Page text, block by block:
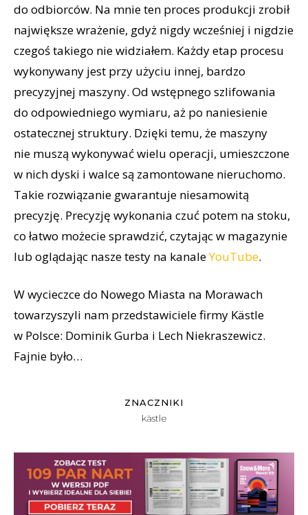
do odbiorców. Na mnie ten proces produkcji zrobił
największe wrażenie, gdyż nigdy wcześniej i nigdzie
czegoś takiego nie widziałem. Każdy etap procesu
wykonywany jest przy użyciu innej, bardzo
precyzyjnej maszyny. Od wstępnego szlifowania
do odpowiedniego wymiaru, aż po naniesienie
ostatecznej struktury. Dzięki temu, że maszyny
nie muszą wykonywać wielu operacji, umieszczone
w nich dyski i walce są zamontowane nieruchomo.
Takie rozwiązanie gwarantuje niesamowitą
precyzję. Precyzję wykonania czuć potem na stoku,
co łatwo możecie sprawdzić, czytając w magazynie
lub oglądając nasze testy na kanaleYouTube.
W wycieczce do Nowego Miasta na Morawach
towarzyszyli nam przedstawiciele firmy Kästle
w Polsce: Dominik Gurba i Lech Niekraszewicz.
Fajnie było…
ZNACZNIKI
kästle